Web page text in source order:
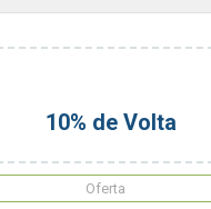
10% de Volta
Oferta